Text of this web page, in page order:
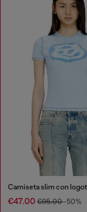
€47.00 €95.00-50%